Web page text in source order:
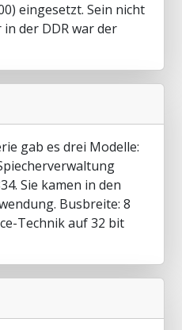
eingesetzt. Sein nicht
der DDR war der
gab es drei Modelle:
Sie kamen in den
Busbreite: 8
Technik auf 32 bit